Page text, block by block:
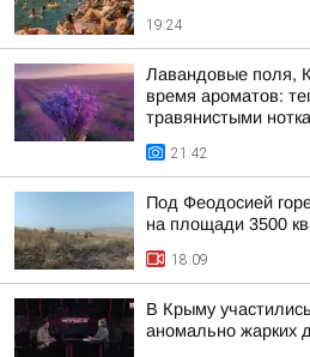
19:24
Лавандовые поля,
время ароматов:
травянистыми
21:42
Под Феодосией
на площади 3500
18:09
В Крыму
аномально жарких